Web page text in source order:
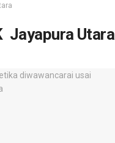
Jayapura Utara